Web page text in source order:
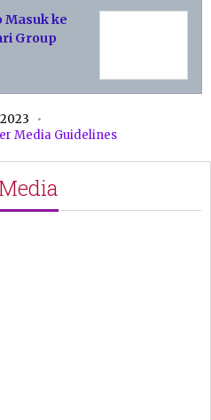
Masuk ke
Group
Media Guidelines